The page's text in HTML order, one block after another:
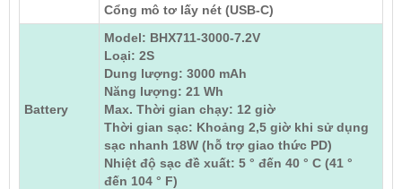
Cổng mô tơ lấy nét (USB-C)
Battery
Model: BHX711-3000-7.2V
Loại: 2S
Dung lượng: 3000 mAh
Năng lượng: 21 Wh
Max. Thời gian chạy: 12 giờ
Thời gian sạc: Khoảng 2,5 giờ khi sử dụng
sạc nhanh 18W (hỗ trợ giao thức PD)
Nhiệt độ sạc đề xuất: 5 ° đến 40 ° C (41 °
đến 104 ° F)